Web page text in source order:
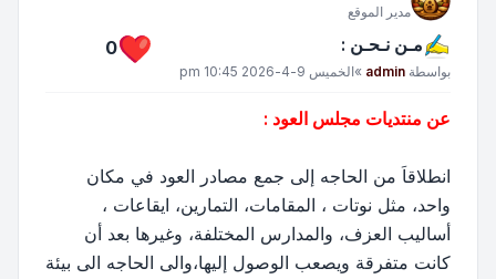
مدير الموقع
مـن نـحـن :
مشاركة
بواسطة admin
»الخميس 9-4-2026 10:45 pm
0
عن منتديات مجلس العود :
انطلاقاَ من الحاجه إلى جمع مصادر العود في مكان
واحد، مثل نوتات ، المقامات، التمارين، ايقاعات ،
أساليب العزف، والمدارس المختلفة، وغيرها بعد أن
كانت متفرقة ويصعب الوصول إليها،والى الحاجه الى بيئة